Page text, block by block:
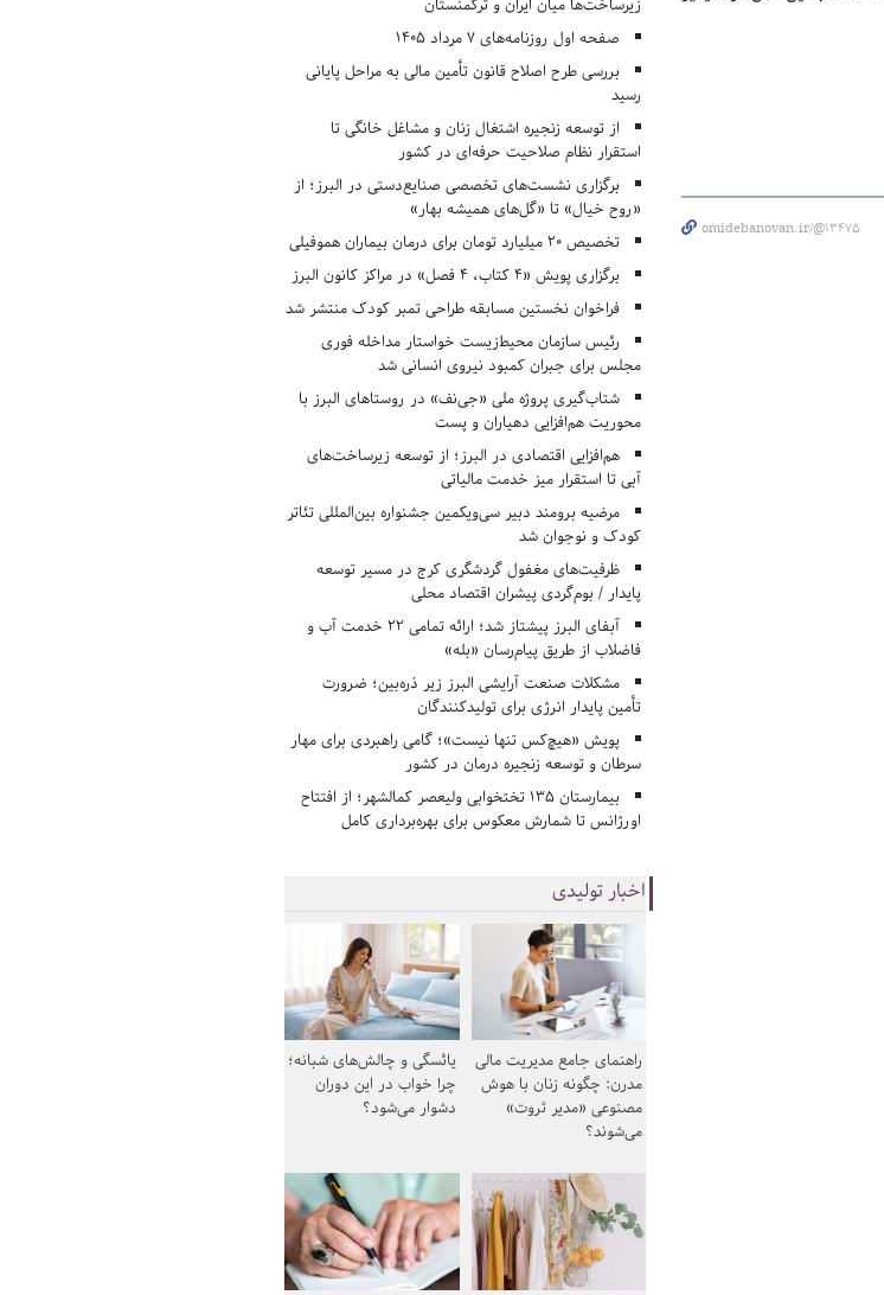
omidebanovan.ir/@13475
صفحه اول روزنامه‌های 7 مرداد 1405
بررسی طرح اصلاح قانون تأمین مالی به مراحل پایانی
رسید
از توسعه زنجیره اشتغال زنان و مشاغل خانگی تا
استقرار نظام صلاحیت حرفه‌ای در کشور
برگزاری نشست‌های تخصصی صنایع‌دستی در البرز؛ از
«روح خیال» تا «گل‌های همیشه بهار»
تخصیص ۲۰ میلیارد تومان برای درمان بیماران هموفیلی
برگزاری پویش «۴ کتاب، ۴ فصل» در مراکز کانون البرز
فراخوان نخستین مسابقه طراحی تمبر کودک منتشر شد
رئیس سازمان محیط‌زیست خواستار مداخله فوری
مجلس برای جبران کمبود نیروی انسانی شد
شتاب‌گیری پروژه ملی «جی‌نف» در روستاهای البرز با
محوریت هم‌افزایی دهیاران و پست
هم‌افزایی اقتصادی در البرز؛ از توسعه زیرساخت‌های
آبی تا استقرار میز خدمت مالیاتی
مرضیه برومند دبیر سی‌ویکمین جشنواره بین‌المللی تئاتر
کودک و نوجوان شد
ظرفیت‌های مغفول گردشگری کرج در مسیر توسعه
پایدار / بوم‌گردی پیشران اقتصاد محلی
آبفای البرز پیشتاز شد؛ ارائه تمامی ۲۲ خدمت آب و
فاضلاب از طریق پیام‌رسان «بله»
مشکلات صنعت آرایشی البرز زیر ذره‌بین؛ ضرورت
تأمین پایدار انرژی برای تولیدکنندگان
پویش «هیچ‌کس تنها نیست»؛ گامی راهبردی برای مهار
سرطان و توسعه زنجیره درمان در کشور
بیمارستان ۱۳۵ تختخوابی ولیعصر کمالشهر؛ از افتتاح
اورژانس تا شمارش معکوس برای بهره‌برداری کامل
اخبار تولیدی
راهنمای جامع مدیریت مالی
مدرن: چگونه زنان با هوش
مصنوعی «مدیر ثروت»
می‌شوند؟
یائسگی و چالش‌های شبانه؛
چرا خواب در این دوران
دشوار می‌شود؟